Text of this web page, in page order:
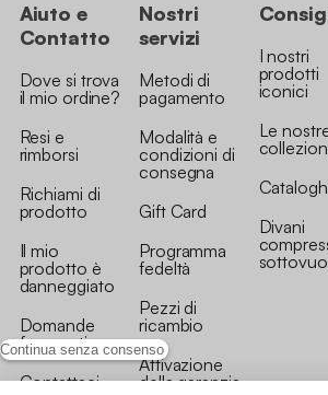
Continua senza consenso
Aiuto e
Contatto
Dove si trova
il mio ordine?
Resi e
rimborsi
Richiami di
prodotto
Il mio
prodotto è
danneggiato
Domande
frequenti
Contattaci
Nostri
servizi
Metodi di
pagamento
Modalità e
condizioni di
consegna
Gift Card
Programma
fedeltà
Pezzi di
ricambio
Attivazione
della garanzia
I nostri
prodotti
iconici
Le
Divani